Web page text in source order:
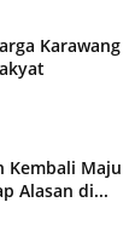
Karawang
Kembali Maju
Alasan di...